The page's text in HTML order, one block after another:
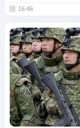
16:46